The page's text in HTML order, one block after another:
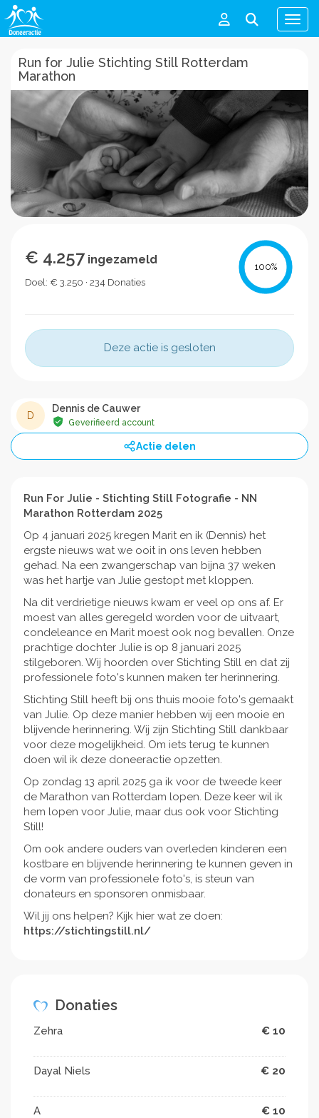
Menu
Run for Julie Stichting Still Rotterdam
Marathon
€ 4.257 ingezameld
Doel: € 3.250 · 234 Donaties
100%
Deze actie is gesloten
D
Dennis de Cauwer
Geverifieerd account
Actie delen
Run For Julie - Stichting Still Fotografie - NN
Marathon Rotterdam 2025
Op 4 januari 2025 kregen Marit en ik (Dennis) het
ergste nieuws wat we ooit in ons leven hebben
gehad. Na een zwangerschap van bijna 37 weken
was het hartje van Julie gestopt met kloppen.
Na dit verdrietige nieuws kwam er veel op ons af. Er
moest van alles geregeld worden voor de uitvaart,
condeleance en Marit moest ook nog bevallen. Onze
prachtige dochter Julie is op 8 januari 2025
stilgeboren. Wij hoorden over Stichting Still en dat zij
professionele foto's kunnen maken ter herinnering.
Stichting Still heeft bij ons thuis mooie foto's gemaakt
van Julie. Op deze manier hebben wij een mooie en
blijvende herinnering. Wij zijn Stichting Still dankbaar
voor deze mogelijkheid. Om iets terug te kunnen
doen wil ik deze doneeractie opzetten.
Op zondag 13 april 2025 ga ik voor de tweede keer
de Marathon van Rotterdam lopen. Deze keer wil ik
hem lopen voor Julie, maar dus ook voor Stichting
Still!
Om ook andere ouders van overleden kinderen een
kostbare en blijvende herinnering te kunnen geven in
de vorm van professionele foto's, is steun van
donateurs en sponsoren onmisbaar.
Wil jij ons helpen? Kijk hier wat ze doen:
https://stichtingstill.nl/
Donaties
Zehra € 10
Dayal Niels € 20
A € 10